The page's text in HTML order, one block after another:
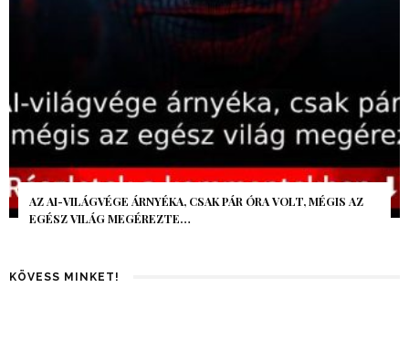
AZ AI-VILÁGVÉGE ÁRNYÉKA, CSAK PÁR ÓRA VOLT, MÉGIS AZ
EGÉSZ VILÁG MEGÉREZTE…
KÖVESS MINKET!